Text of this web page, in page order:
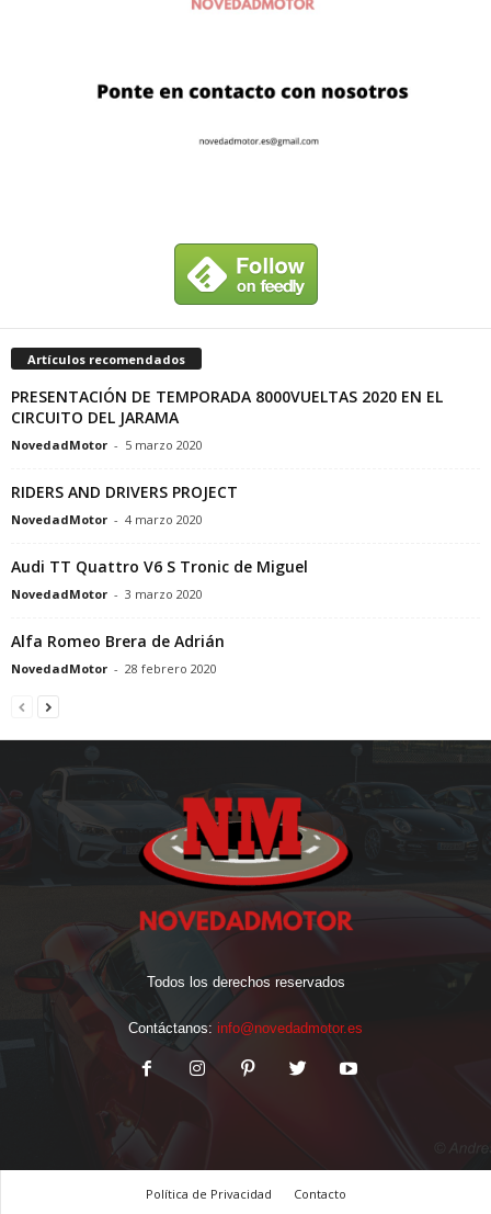
Artículos recomendados
PRESENTACIÓN DE TEMPORADA 8000VUELTAS 2020 EN EL
CIRCUITO DEL JARAMA
NovedadMotor - 5 marzo 2020
RIDERS AND DRIVERS PROJECT
NovedadMotor - 4 marzo 2020
Audi TT Quattro V6 S Tronic de Miguel
NovedadMotor - 3 marzo 2020
Alfa Romeo Brera de Adrián
NovedadMotor - 28 febrero 2020
Todos los derechos reservados
Contáctanos: info@novedadmotor.es
Política de Privacidad Contacto